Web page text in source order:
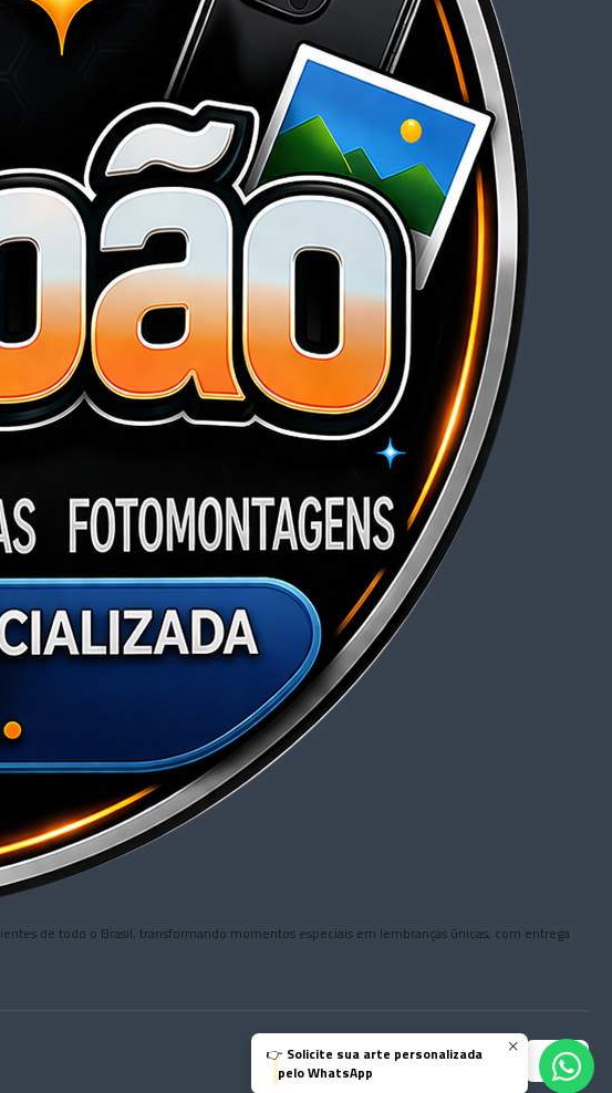
de todo o Brasil, transformando momentos especiais em lembranças únicas, com entrega
👉 Solicite sua arte personalizada
pelo WhatsApp